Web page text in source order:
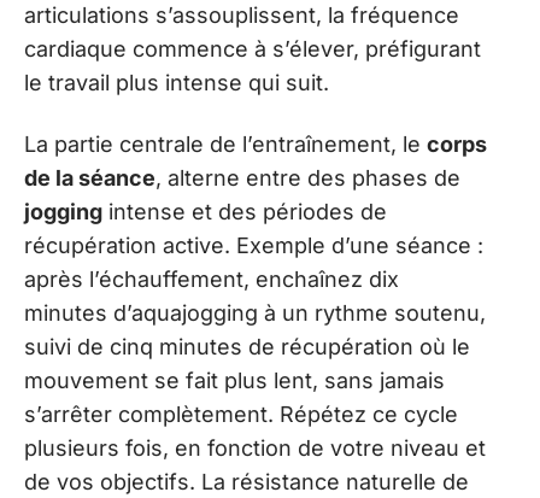
articulations s’assouplissent, la fréquence
cardiaque commence à s’élever, préfigurant
le travail plus intense qui suit.
La partie centrale de l’entraînement, le corps
de la séance, alterne entre des phases de
jogging intense et des périodes de
récupération active. Exemple d’une séance :
après l’échauffement, enchaînez dix
minutes d’aquajogging à un rythme soutenu,
suivi de cinq minutes de récupération où le
mouvement se fait plus lent, sans jamais
s’arrêter complètement. Répétez ce cycle
plusieurs fois, en fonction de votre niveau et
de vos objectifs. La résistance naturelle de